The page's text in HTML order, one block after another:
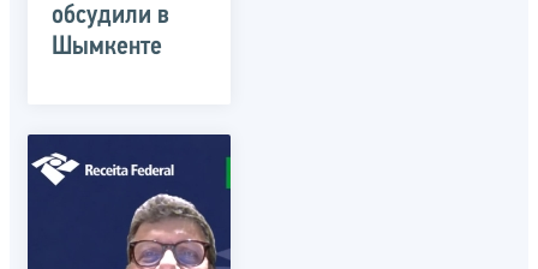
обсудили в
Шымкенте